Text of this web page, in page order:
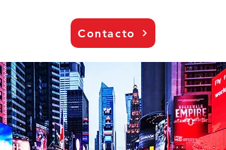
Contacto